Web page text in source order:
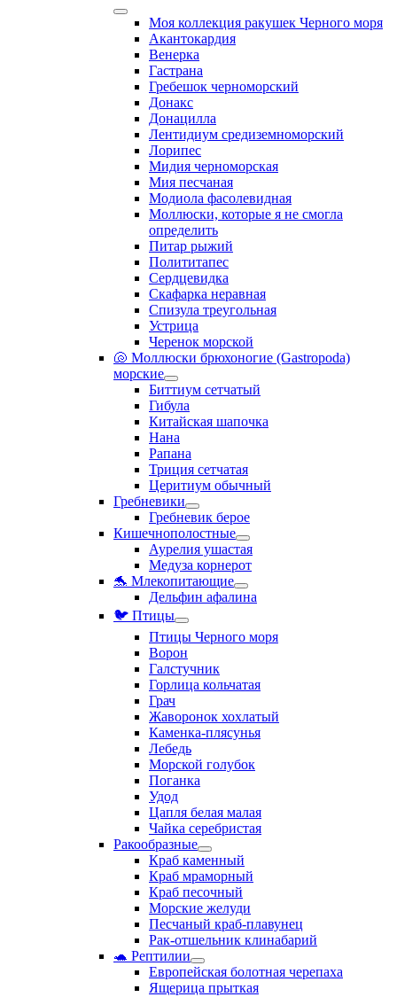
Моя коллекция ракушек Черного моря
Акантокардия
Венерка
Гастрана
Гребешок черноморский
Донакс
Донацилла
Лентидиум средиземноморский
Лорипес
Мидия черноморская
Мия песчаная
Модиола фасолевидная
Моллюски, которые я не смогла
определить
Питар рыжий
Полититапес
Сердцевидка
Скафарка неравная
Спизула треугольная
Устрица
Черенок морской
🐚 Моллюски брюхоногие (Gastropoda)
морские
Биттиум сетчатый
Гибула
Китайская шапочка
Нана
Рапана
Триция сетчатая
Церитиум обычный
Гребневики
Гребневик берое
Кишечнополостные
Аурелия ушастая
Медуза корнерот
🐬 Млекопитающие
Дельфин афалина
🐦 Птицы
Птицы Черного моря
Ворон
Галстучник
Горлица кольчатая
Грач
Жаворонок хохлатый
Каменка-плясунья
Лебедь
Морской голубок
Поганка
Удод
Цапля белая малая
Чайка серебристая
Ракообразные
Краб каменный
Краб мраморный
Краб песочный
Морские желуди
Песчаный краб-плавунец
Рак-отшельник клинабарий
🐢 Рептилии
Европейская болотная черепаха
Ящерица прыткая